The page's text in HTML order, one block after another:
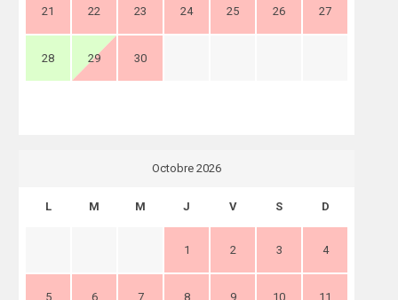
21 22 23 24 25 26 27
28 29 30
Octobre 2026
L M M J V S D
1 2 3 4
5 6 7 8 9 10 11